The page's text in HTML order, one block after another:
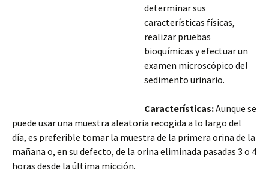
determinar sus
características físicas,
realizar pruebas
bioquímicas y efectuar un
examen microscópico del
sedimento urinario.
Características:Aunque se
puede usar una muestra aleatoria recogida a lo largo del
día, es preferible tomar la muestra de la primera orina de la
mañana o, en su defecto, de la orina eliminada pasadas 3 o 4
horas desde la última micción.